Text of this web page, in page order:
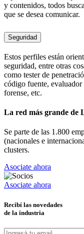
y contenidos, todos
que se desea comunicar.
Seguridad
Estos perfiles están
seguridad, entre otras
como tester de
código fuente,
forense, etc.
La red más grande de
Se parte de las 1.800
(nacionales e
clusters.
Asociate ahora
Asociate ahora
Recibí las novedades
de la industria